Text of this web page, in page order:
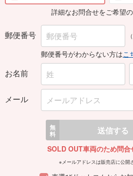
詳細なお問合せをご希望
郵便番号
郵便番号がわからない方はこ
お名前
メール
無
料 送信する
SOLD OUT車両のため問合
※メールアドレスは販売店に公開